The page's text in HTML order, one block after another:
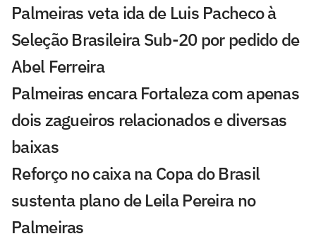
Palmeiras veta ida de Luis Pacheco à
Seleção Brasileira Sub-20 por pedido de
Abel Ferreira
Palmeiras encara Fortaleza com apenas
dois zagueiros relacionados e diversas
baixas
Reforço no caixa na Copa do Brasil
sustenta plano de Leila Pereira no
Palmeiras